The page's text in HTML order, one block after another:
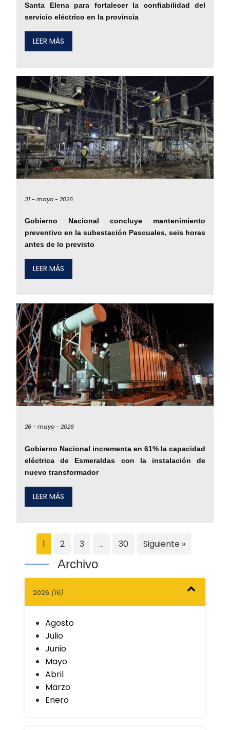
Santa Elena para fortalecer la confiabilidad del
servicio eléctrico en la provincia
LEER MÁS
31 -mayo -2026
Gobierno Nacional concluye mantenimiento
preventivo en la subestación Pascuales, seis horas
antes de lo previsto
LEER MÁS
26 -mayo -2026
Gobierno Nacional incrementa en 61% la capacidad
eléctrica de Esmeraldas con la instalación de
nuevo transformador
LEER MÁS
1 2 3 … 30 Siguiente »
Archivo
2026 (16)
Agosto
Julio
Junio
Mayo
Abril
Marzo
Enero